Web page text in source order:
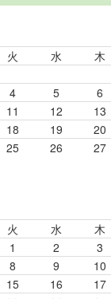
火 水 木
4 5 6
11 12 13
18 19 20
25 26 27
火 水 木
1
2 3
8 9 10
15 16 17